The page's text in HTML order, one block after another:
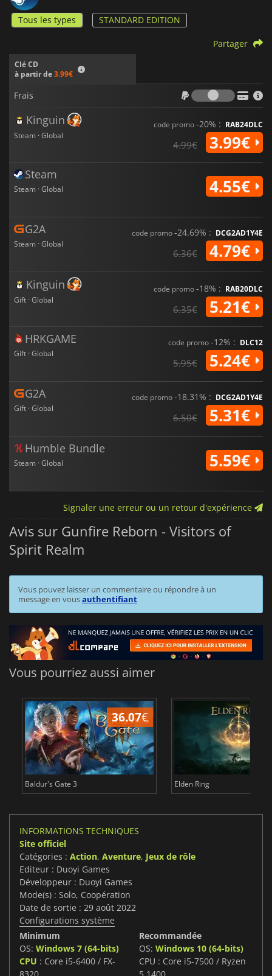
Tous les types STANDARD EDITION
Clé CD
à partir de3.99€
Partager
Frais
Frais
Kinguin
Steam · Global
code promo-20% : RAB24DLC
4.99€ 3.99€
Steam
Steam · Global 4.55€
G2A
Steam · Global
code promo-24.69% : DCG2AD1Y4E
6.36€ 4.79€
Kinguin
Gift · Global
code promo-18% : RAB20DLC
6.35€ 5.21€
HRKGAME
Gift · Global
code promo-12% : DLC12
5.95€ 5.24€
G2A
Gift · Global
code promo-18.31% : DCG2AD1Y4E
6.50€ 5.31€
Humble Bundle
Steam · Global 5.59€
Signaler une erreur ou un retour d'expérience
Avis sur Gunfire Reborn - Visitors of
Spirit Realm
Vous pouvez laisser un commentaire ou répondre à un
message en vousauthentifiant
Vous pourriez aussi aimer
36.07€
Baldur's Gate 3 Elden Ring
INFORMATIONS TECHNIQUES
Site officiel
Catégories : Action, Aventure, Jeux de rôle
Editeur : Duoyi Games
Développeur : Duoyi Games
Mode(s) : Solo, Coopération
Date de sortie : 29 août 2022
Configurations système
Minimum
OS: Windows 7 (64-bits)
CPU : Core i5-6400 / FX-
Recommandée
OS: Windows 10 (64-bits)
CPU : Core i5-7500 / Ryzen